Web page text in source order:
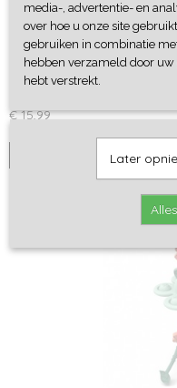
Magic Lamp - Petit Boum
Nieuw van Petit Boum!
€ 15,99
IN WINKELWAGEN
media-, advertentie- en
over hoe u onze site
gebruiken in combinatie
hebben verzameld door
hebt verstrekt.
Later